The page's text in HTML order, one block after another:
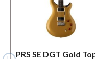
PRS SE DGT Gold